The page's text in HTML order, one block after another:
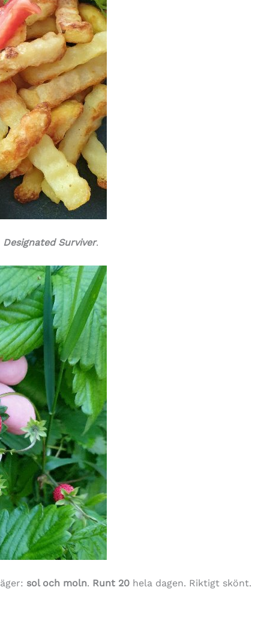
Designated Surviver.
sol och moln. Runt 20 hela dagen. Riktigt skönt.